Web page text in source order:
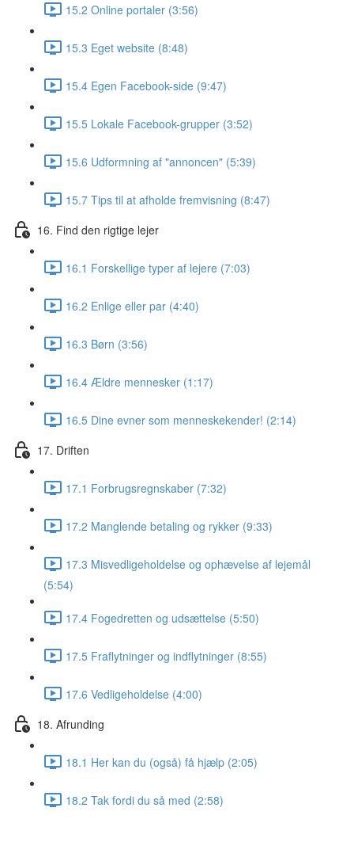
15.2 Online portaler (3:56)
15.3 Eget website (8:48)
15.4 Egen Facebook-side (9:47)
15.5 Lokale Facebook-grupper (3:52)
15.6 Udformning af "annoncen" (5:39)
15.7 Tips til at afholde fremvisning (8:47)
16. Find den rigtige lejer
16.1 Forskellige typer af lejere (7:03)
16.2 Enlige eller par (4:40)
16.3 Børn (3:56)
16.4 Ældre mennesker (1:17)
16.5 Dine evner som menneskekender! (2:14)
17. Driften
17.1 Forbrugsregnskaber (7:32)
17.2 Manglende betaling og rykker (9:33)
17.3 Misvedligeholdelse og ophævelse af lejemål
(5:54)
17.4 Fogedretten og udsættelse (5:50)
17.5 Fraflytninger og indflytninger (8:55)
17.6 Vedligeholdelse (4:00)
18. Afrunding
18.1 Her kan du (også) få hjælp (2:05)
18.2 Tak fordi du så med (2:58)